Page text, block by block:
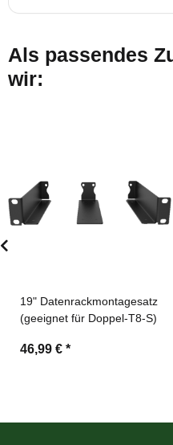
Als passendes
wir:
19" Datenrackmontagesatz
(geeignet für Doppel-T8-S)
46,99 € *